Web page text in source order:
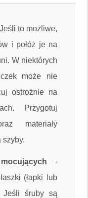
Jeśli to możliwe,
i połóż je na
W niektórych
może nie
ostrożnie na
Przygotuj
materiały
szyby.
-
(łapki lub
Jeśli śruby są